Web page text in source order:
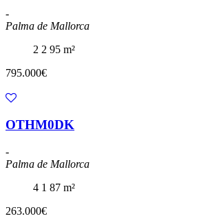
-
Palma de Mallorca
2 2 95 m²
795.000€
OTHM0DK
-
Palma de Mallorca
4 1 87 m²
263.000€